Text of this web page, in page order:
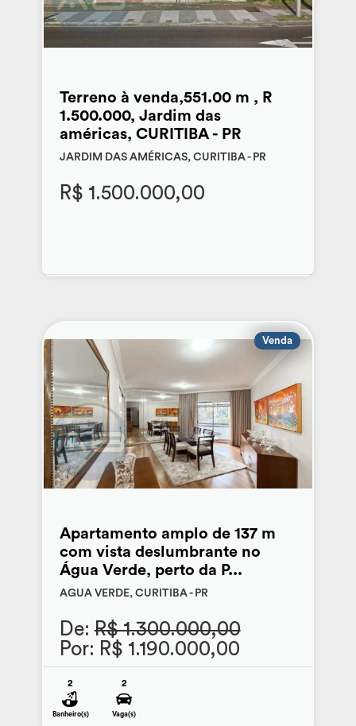
Terreno à venda,551.00 m , R
1.500.000, Jardim das
américas, CURITIBA - PR
JARDIM DAS AMÉRICAS, CURITIBA - PR
R$ 1.500.000,00
Venda
Apartamento amplo de 137 m
com vista deslumbrante no
Água Verde, perto da P...
AGUA VERDE, CURITIBA - PR
De:R$ 1.300.000,00
Por: R$ 1.190.000,00
2
Banheiro(s)
2
Vaga(s)